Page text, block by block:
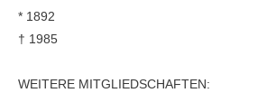
* 1892
† 1985
WEITERE MITGLIEDSCHAFTEN: